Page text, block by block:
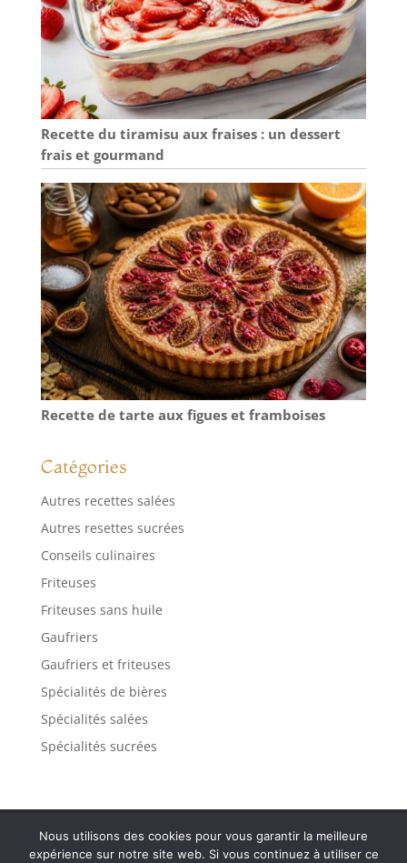
Recette du tiramisu aux fraises : un dessert
frais et gourmand
Recette de tarte aux figues et framboises
Catégories
Autres recettes salées
Autres resettes sucrées
Conseils culinaires
Friteuses
Friteuses sans huile
Gaufriers
Gaufriers et friteuses
Spécialités de bières
Spécialités salées
Spécialités sucrées
Contact Mentions légales
Plan de site
Politique de confidentialité
Nous utilisons des cookies pour vous garantir la meilleure
expérience sur notre site web. Si vous continuez à utiliser ce